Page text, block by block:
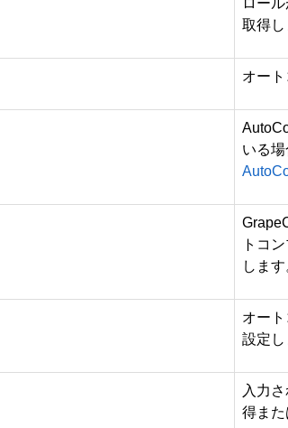
ロー
取得し
オー
いる
トコ
します
オー
設定し
入力
得また